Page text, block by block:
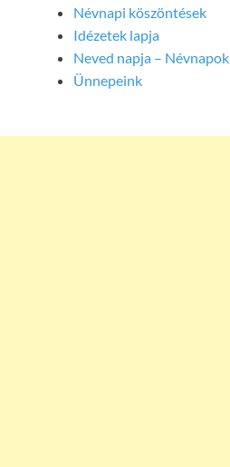
Névnapi köszöntések
Idézetek lapja
Neved napja – Névnapok
Ünnepeink